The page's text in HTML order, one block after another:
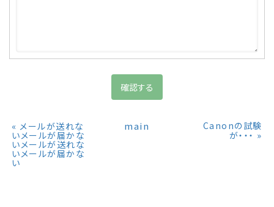
« メールが送れな
いメールが届かな
いメールが送れな
いメールが届かな
い
main
Canonの試験
が・・・ »